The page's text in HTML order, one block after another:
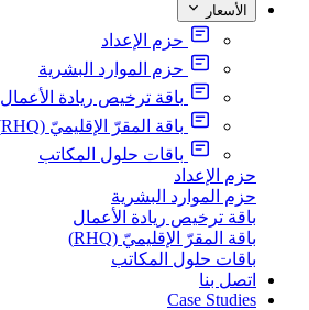
الأسعار
حزم الإعداد
حزم الموارد البشرية
باقة ترخيص ريادة الأعمال
باقة المقرّ الإقليميّ (RHQ)
باقات حلول المكاتب
حزم الإعداد
حزم الموارد البشرية
باقة ترخيص ريادة الأعمال
باقة المقرّ الإقليميّ (RHQ)
باقات حلول المكاتب
اتصل بنا
Case Studies